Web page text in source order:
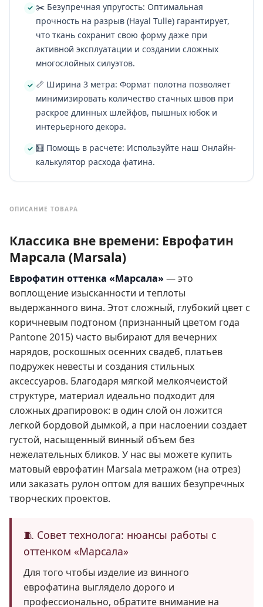
✂️ Безупречная упругость: Оптимальная
прочность на разрыв (Hayal Tulle) гарантирует,
что ткань сохранит свою форму даже при
активной эксплуатации и создании сложных
многослойных силуэтов.
📏 Ширина 3 метра: Формат полотна позволяет
минимизировать количество стачных швов при
раскрое длинных шлейфов, пышных юбок и
интерьерного декора.
🧮 Помощь в расчете: Используйте наш Онлайн-
калькулятор расхода фатина.
ОПИСАНИЕ ТОВАРА
Классика вне времени: Еврофатин
Марсала (Marsala)
Еврофатин оттенка «Марсала» — это
воплощение изысканности и теплоты
выдержанного вина. Этот сложный, глубокий цвет с
коричневым подтоном (признанный цветом года
Pantone 2015) часто выбирают для вечерних
нарядов, роскошных осенних свадеб, платьев
подружек невесты и создания стильных
аксессуаров. Благодаря мягкой мелкоячеистой
структуре, материал идеально подходит для
сложных драпировок: в один слой он ложится
легкой бордовой дымкой, а при наслоении создает
густой, насыщенный винный объем без
нежелательных бликов. У нас вы можете купить
матовый еврофатин Marsala метражом (на отрез)
или заказать рулон оптом для ваших безупречных
творческих проектов.
🧵 Совет технолога: нюансы работы с
оттенком «Марсала»
Для того чтобы изделие из винного
еврофатина выглядело дорого и
профессионально, обратите внимание на